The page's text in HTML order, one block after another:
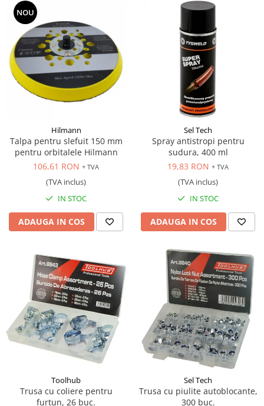
NOU
Hilmann
Talpa pentru slefuit 150 mm
pentru orbitalele Hilmann
106,61 RON + TVA
(TVA inclus)
IN STOC
ADAUGA IN COS
Sel Tech
Spray antistropi pentru
sudura, 400 ml
19,83 RON + TVA
(TVA inclus)
IN STOC
ADAUGA IN COS
Toolhub
Trusa cu coliere pentru
furtun, 26 buc.
Sel Tech
Trusa cu piulite autoblocante,
300 buc.